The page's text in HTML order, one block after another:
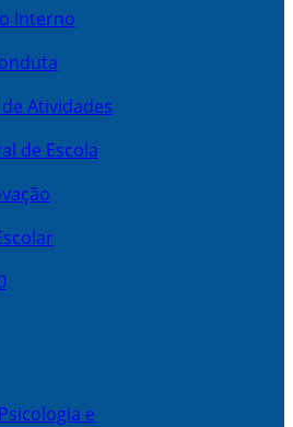
Interno
Atividades
de Escola
e